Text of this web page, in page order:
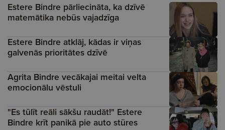
Estere Bindre pārliecināta, ka dzīvē
matemātika nebūs vajadzīga
Estere Bindre atklāj, kādas ir viņas
galvenās prioritātes dzīvē
Agrita Bindre vecākajai meitai velta
emocionālu vēstuli
"Es tūlīt reāli sākšu raudāt!" Estere
Bindre krīt panikā pie auto stūres